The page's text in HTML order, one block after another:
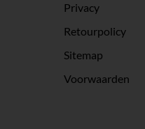
Privacy
Retourpolicy
Sitemap
Voorwaarden